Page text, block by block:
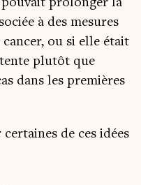
à des mesures
ou si elle était
plu­tôt que
dans les pre­mières
de ces idées